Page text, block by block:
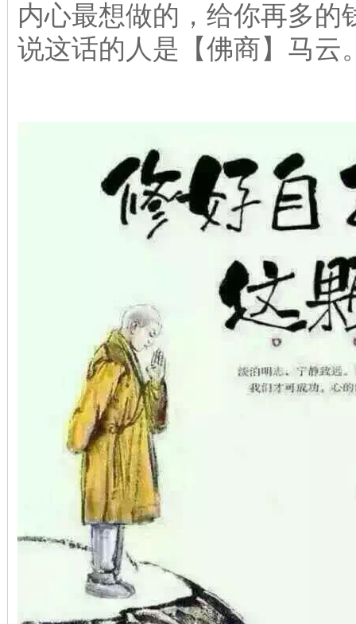
内心最想做的，给你再多
说这话的人是【佛商】马云